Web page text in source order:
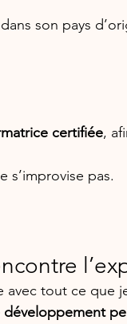
dans son pays
certifiée,
s’improvise pas.
avec tout ce que